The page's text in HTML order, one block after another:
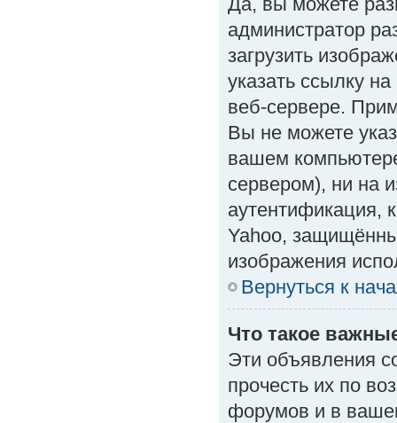
администратор
загрузить
указать ссылку
веб-сервере.
Вы не можете
вашем
сервером), ни на
аутентификация,
Yahoo,
изображения
Вернуться к
Что такое
Эти объявления
прочесть их по
форумов и в